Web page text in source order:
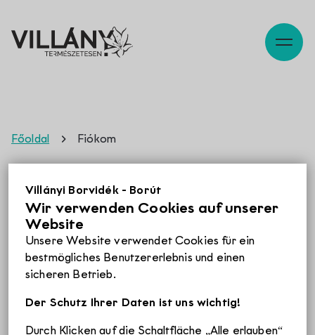
Villányi Borvidék - Borút
Wir verwenden Cookies auf unserer
Website
Unsere Website verwendet Cookies für ein
bestmögliches Benutzererlebnis und einen
sicheren Betrieb.
Der Schutz Ihrer Daten ist uns wichtig!
Durch Klicken auf die Schaltfläche „Alle erlauben“
Főoldal Fiókom
Fiókom
Lost your password? Please enter your username or
email address. You will receive a link to create a new
password via email.
Programok
Éttermek